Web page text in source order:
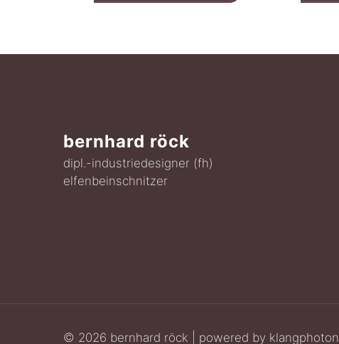
bernhard röck
dipl.-industriedesigner (fh)
elfenbeinschnitzer
© 2026 bernhard röck | powered by klangphoton